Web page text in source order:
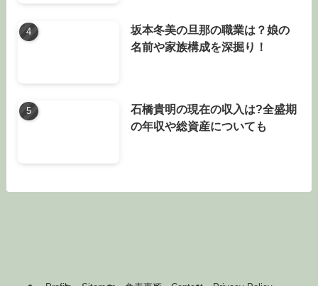
坂本冬美の旦那の職業は？娘の
名前や家族構成を深掘り！
石橋貴明の現在の収入は?全盛期
の年収や総資産についても